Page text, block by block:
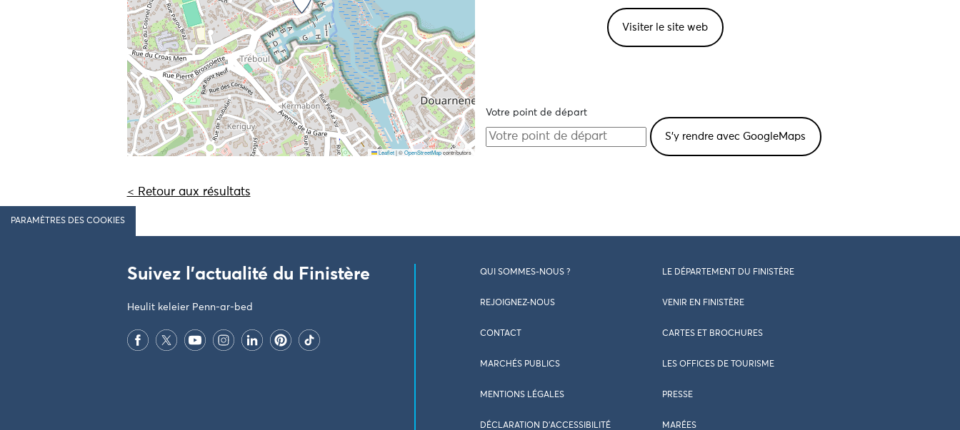
Leaflet |©OpenStreetMapcontributors
Visiter le site web
Votre point de départ
< Retour aux résultats
PARAMÈTRES DES COOKIES
Suivez l'actualité du Finistère
Heulit keleier Penn-ar-bed
QUI SOMMES-NOUS ? LE DÉPARTEMENT DU FINISTÈRE
REJOIGNEZ-NOUS VENIR EN FINISTÈRE
CONTACT CARTES ET BROCHURES
MARCHÉS PUBLICS LES OFFICES DE TOURISME
MENTIONS LÉGALES PRESSE
DÉCLARATION D’ACCESSIBILITÉ MARÉES